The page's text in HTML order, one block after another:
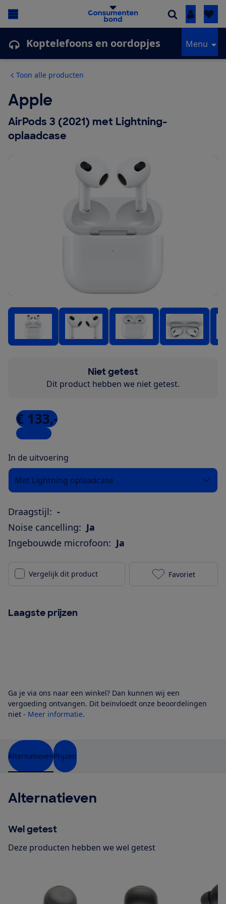
Inloggen
Koptelefoons en oordopjes Menu
Toon alle producten
Apple
AirPods 3 (2021) met Lightning-
oplaadcase
Niet getest
Dit product hebben we niet getest.
€ 133,-
2 winkels
In de uitvoering
Met Lightning oplaadcase
Draagstijl: -
Noise cancelling: Ja
Ingebouwde microfoon: Ja
Vergelijk dit product Apple
Favoriet
Laagste prijzen
Ga je via ons naar een winkel? Dan kunnen wij een
vergoeding ontvangen. Dit beïnvloedt onze beoordelingen
niet - Meer informatie.
AlternatievenPrijzen
Alternatieven
Wel getest
Deze producten hebben we wel getest